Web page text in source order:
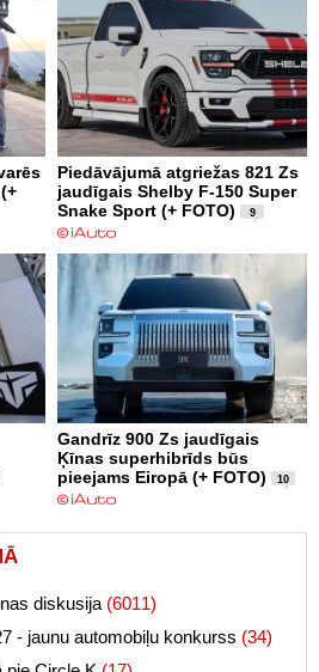
Piedāvājumā atgriežas 821 Zs
jaudīgais Shelby F-150 Super
Snake Sport (+ FOTO)
9
Gandrīz 900 Zs jaudīgais
Ķīnas superhibrīds būs
pieejams Eiropā (+ FOTO)
10
diskusija (6011)
- jaunu automobiļu konkurss (34)